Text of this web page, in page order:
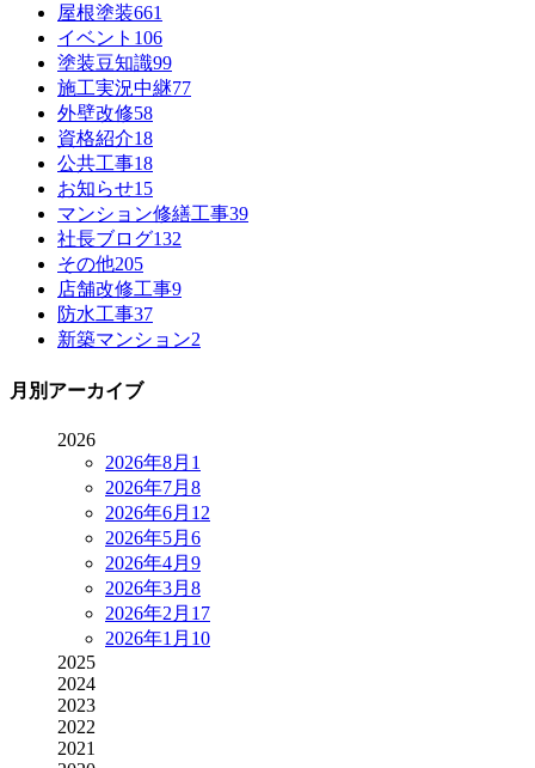
屋根塗装661
イベント 106
塗装豆知識99
施工実況中継77
外壁改修58
資格紹介18
公共工事18
お知らせ15
マンション修繕工事39
社長ブログ132
その他205
店舗改修工事9
防水工事37
新築マンション2
月別アーカイブ
2026
2026年8月 1
2026年7月 8
2026年6月 12
2026年5月 6
2026年4月 9
2026年3月 8
2026年2月 17
2026年1月 10
2025
2024
2023
2022
2021